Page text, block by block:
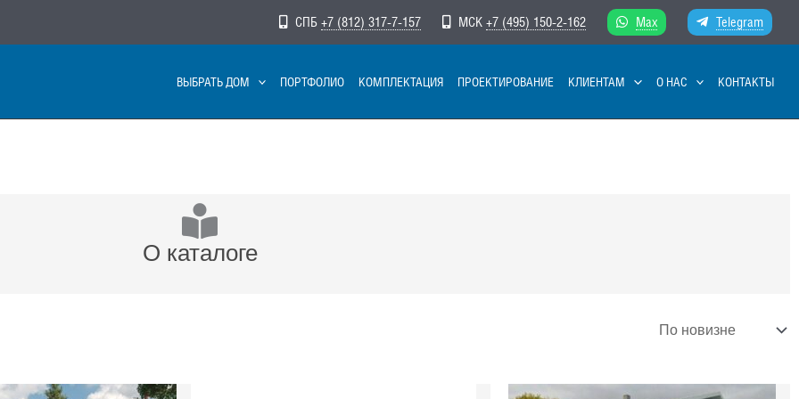
СПБ +7 (812) 317-7-157 МСК +7 (495) 150-2-162 Max Telegram
ВЫБРАТЬ ДОМ ПОРТФОЛИО КОМПЛЕКТАЦИЯ ПРОЕКТИРОВАНИЕ КЛИЕНТАМ О НАС КОНТАКТЫ
О каталоге